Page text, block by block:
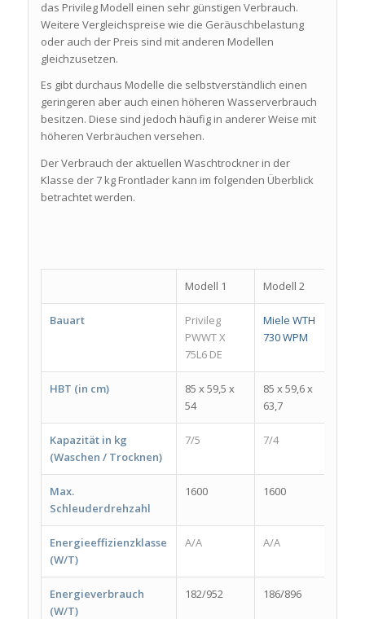
das Privileg Modell einen sehr günstigen Verbrauch.
Weitere Vergleichspreise wie die Geräuschbelastung
oder auch der Preis sind mit anderen Modellen
gleichzusetzen.
Es gibt durchaus Modelle die selbstverständlich einen
geringeren aber auch einen höheren Wasserverbrauch
besitzen. Diese sind jedoch häufig in anderer Weise mit
höheren Verbräuchen versehen.
Der Verbrauch der aktuellen Waschtrockner in der
Klasse der 7 kg Frontlader kann im folgenden Überblick
betrachtet werden.
Modell 1 Modell 2
Bauart
Privileg
PWWT X
75L6 DE
Miele WTH
730 WPM
HBT (in cm)
85 x 59,5 x
54
85 x 59,6 x
63,7
Kapazität in kg
(Waschen / Trocknen)
7/5 7/4
Max.
Schleuderdrehzahl
1600 1600
Energieeffizienzklasse
(W/T)
A/A A/A
Energieverbrauch
(W/T)
182/952 186/896